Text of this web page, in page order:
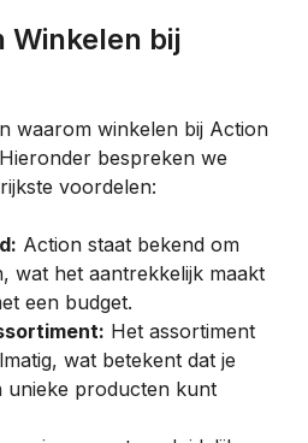
waarom winkelen bij Action
bespreken we
voordelen:
Action staat bekend om
wat het aantrekkelijk maakt
een budget.
Het assortiment
wat betekent dat je
unieke producten kunt